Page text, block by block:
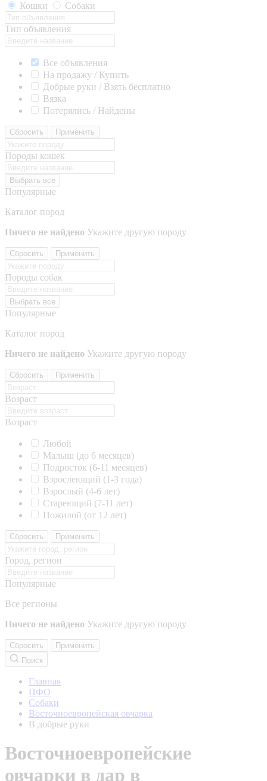
Кошки
Собаки
Тип объявления
Все объявления
На продажу / Купить
Добрые руки / Взять бесплатно
Вязка
Потерялись / Найдены
Сбросить Применить
Породы кошек
Выбрать все
Популярные
Каталог пород
Ничего не найдено Укажите другую породу
Сбросить Применить
Породы собак
Выбрать все
Популярные
Каталог пород
Ничего не найдено Укажите другую породу
Сбросить Применить
Возраст
Возраст
Любой
Малыш (до 6 месяцев)
Подросток (6-11 месяцев)
Взрослеющий (1-3 года)
Взрослый (4-6 лет)
Стареющий (7-11 лет)
Пожилой (от 12 лет)
Сбросить Применить
Город, регион
Популярные
Все регионы
Ничего не найдено Укажите другую породу
Сбросить
Применить
Поиск
Главная
ПФО
Собаки
Восточноевропейская овчарка
В добрые руки
Восточноевропейские
овчарки в дар в